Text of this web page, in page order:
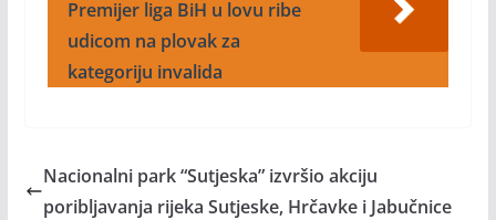
Premijer liga BiH u lovu ribe
udicom na plovak za
kategoriju invalida
Nacionalni park “Sutjeska” izvršio akciju
poribljavanja rijeka Sutjeske, Hrčavke i Jabučnice